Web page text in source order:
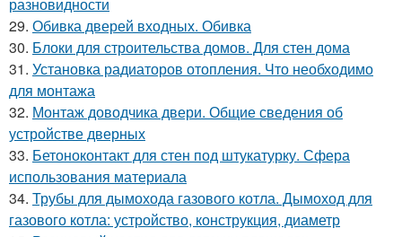
разновидности
29. Обивка дверей входных. Обивка
30. Блоки для строительства домов. Для стен дома
31. Установка радиаторов отопления. Что необходимо
для монтажа
32. Монтаж доводчика двери. Общие сведения об
устройстве дверных
33. Бетоноконтакт для стен под штукатурку. Сфера
использования материала
34. Трубы для дымохода газового котла. Дымоход для
газового котла: устройство, конструкция, диаметр